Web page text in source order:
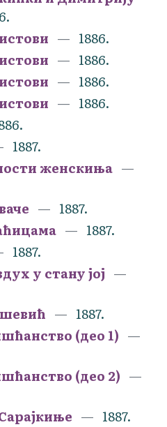
1886.
1886.
1886.
1886.
1887.
женскиња
1887.
1887.
1887.
у стану јој
1887.
(део 1)
(део 2)
1887.